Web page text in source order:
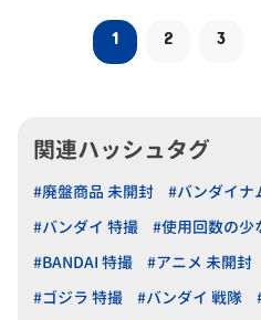
1 2 3
関連ハッシュタグ
#廃盤商品 未開封
#バンダイナ
#バンダイ 特撮
#使用回数の少
#BANDAI 特撮
#アニメ 未開封
#ゴジラ 特撮
#バンダイ 戦隊